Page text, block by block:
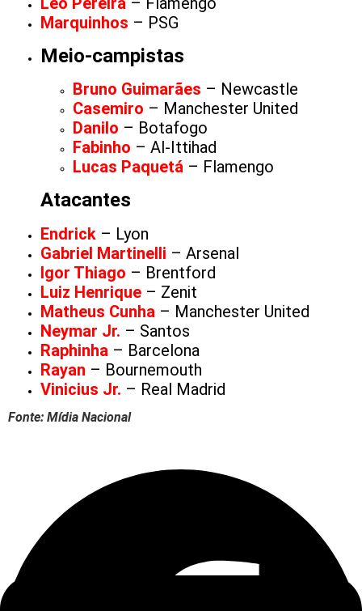
Marquinhos – PSG
Meio-campistas
Bruno Guimarães – Newcastle
Casemiro – Manchester United
Danilo – Botafogo
Fabinho – Al-Ittihad
Lucas Paquetá – Flamengo
Atacantes
Endrick – Lyon
Gabriel Martinelli – Arsenal
Igor Thiago – Brentford
Luiz Henrique – Zenit
Matheus Cunha – Manchester United
Neymar Jr. – Santos
Raphinha – Barcelona
Rayan – Bournemouth
Vinicius Jr. – Real Madrid
Fonte: Mídia Nacional